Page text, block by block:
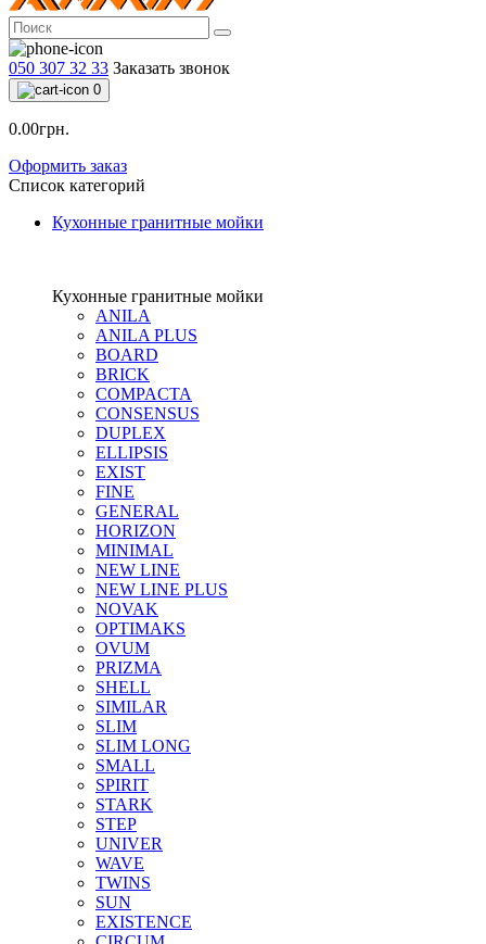
050 307 32 33 Заказать звонок
0
0.00грн.
Оформить заказ
Список категорий
Кухонные гранитные мойки
Кухонные гранитные мойки
ANILA
ANILA PLUS
BOARD
BRICK
COMPACTA
CONSENSUS
DUPLEX
ELLIPSIS
EXIST
FINE
GENERAL
HORIZON
MINIMAL
NEW LINE
NEW LINE PLUS
NOVAK
OPTIMAKS
OVUM
PRIZMA
SHELL
SIMILAR
SLIM
SLIM LONG
SMALL
SPIRIT
STARK
STEP
UNIVER
WAVE
TWINS
SUN
EXISTENCE